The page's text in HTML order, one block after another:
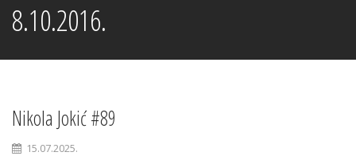
8.10.2016.
Nikola Jokić #89
15.07.2025.